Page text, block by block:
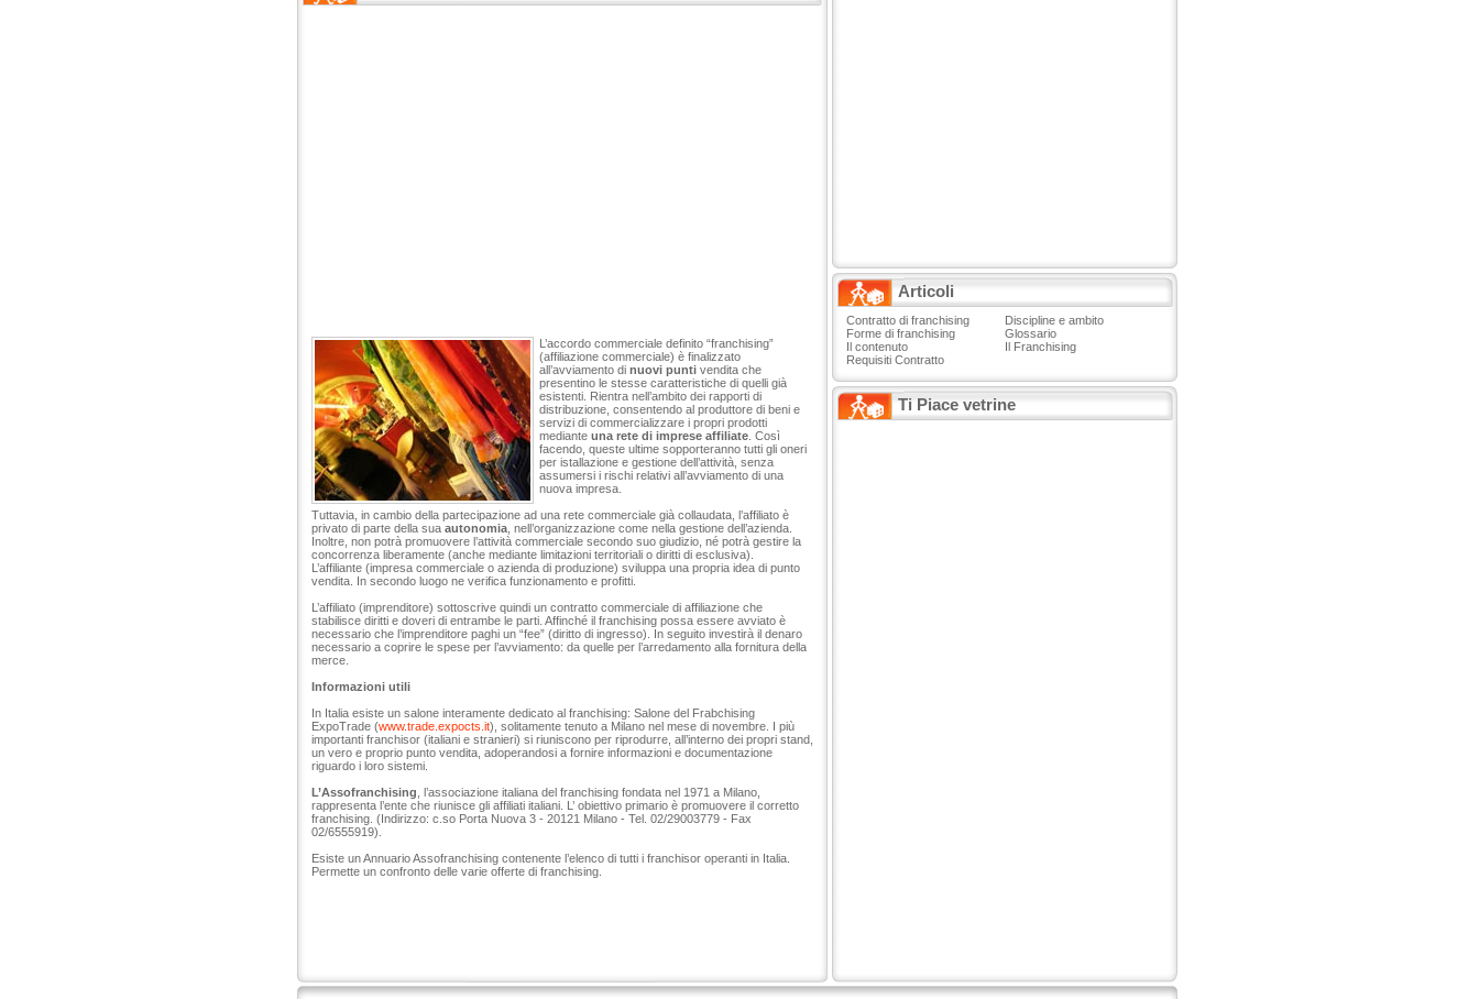
L’accordo commerciale definito “franchising”
(affiliazione commerciale) è finalizzato
all’avviamento di nuovi punti vendita che
presentino le stesse caratteristiche di quelli già
esistenti. Rientra nell’ambito dei rapporti di
distribuzione, consentendo al produttore di beni e
servizi di commercializzare i propri prodotti
mediante una rete di imprese affiliate . Così
facendo, queste ultime sopporteranno tutti gli oneri
per istallazione e gestione dell’attività, senza
assumersi i rischi relativi all’avviamento di una
nuova impresa.
Tuttavia, in cambio della partecipazione ad una rete commerciale già collaudata, l’affiliato è
privato di parte della sua autonomia , nell’organizzazione come nella gestione dell’azienda.
Inoltre, non potrà promuovere l’attività commerciale secondo suo giudizio, né potrà gestire la
concorrenza liberamente (anche mediante limitazioni territoriali o diritti di esclusiva).
L’affiliante (impresa commerciale o azienda di produzione) sviluppa una propria idea di punto
vendita. In secondo luogo ne verifica funzionamento e profitti.
L’affiliato (imprenditore) sottoscrive quindi un contratto commerciale di affiliazione che
stabilisce diritti e doveri di entrambe le parti. Affinché il franchising possa essere avviato è
necessario che l’imprenditore paghi un “fee” (diritto di ingresso). In seguito investirà il denaro
necessario a coprire le spese per l’avviamento: da quelle per l’arredamento alla fornitura della
merce.
Informazioni utili
In Italia esiste un salone interamente dedicato al franchising: Salone del Frabchising
ExpoTrade (www.trade.expocts.it), solitamente tenuto a Milano nel mese di novembre. I più
importanti franchisor (italiani e stranieri) si riuniscono per riprodurre, all’interno dei propri stand,
un vero e proprio punto vendita, adoperandosi a fornire informazioni e documentazione
riguardo i loro sistemi.
L’Assofranchising , l’associazione italiana del franchising fondata nel 1971 a Milano,
rappresenta l’ente che riunisce gli affiliati italiani. L’ obiettivo primario è promuovere il corretto
franchising. (Indirizzo: c.so Porta Nuova 3 - 20121 Milano - Tel. 02/29003779 - Fax
02/6555919).
Esiste un Annuario Assofranchising contenente l’elenco di tutti i franchisor operanti in Italia.
Permette un confronto delle varie offerte di franchising.
Articoli
Contratto di franchising
Discipline e ambito
Forme di franchising
Glossario
Il contenuto
Il Franchising
Requisiti Contratto
Ti Piace vetrine